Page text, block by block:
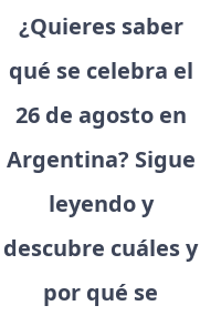
¿Quieres saber
qué se celebra el
26 de agosto en
Argentina? Sigue
leyendo y
descubre cuáles y
por qué se